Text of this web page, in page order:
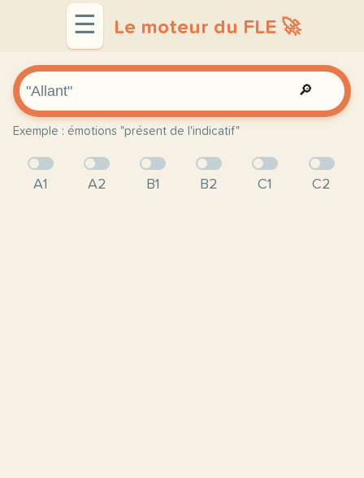
☰ Le moteur du FLE 🚀
🔎
Exemple : émotions "présent de l'indicatif"
A1 A2 B1 B2 C1 C2